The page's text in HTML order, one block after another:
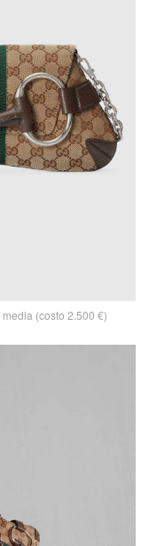
(costo 2.500 €)